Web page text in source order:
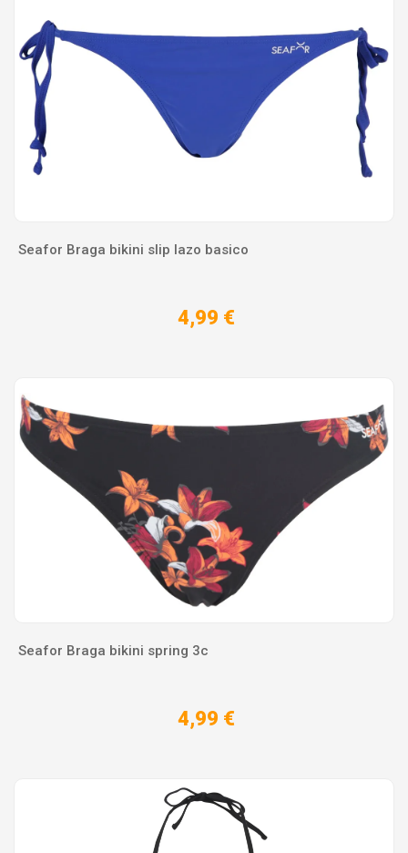
Seafor Braga bikini slip lazo basico
4,99 €
Seafor Braga bikini spring 3c
4,99 €